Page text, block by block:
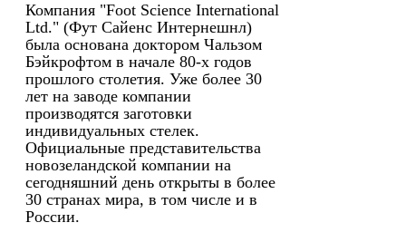
Компания "Foot Science International
Ltd." (Фут Сайенс Интернешнл)
была основана доктором Чальзом
Бэйкрофтом в начале 80-х годов
прошлого столетия. Уже более 30
лет на заводе компании
производятся заготовки
индивидуальных стелек.
Официальные представительства
новозеландской компании на
сегодняшний день открыты в более
30 странах мира, в том числе и в
России.